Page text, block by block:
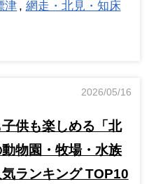
津 網走・北見・知床
2026/05/16
供も楽しめる「北
物園・牧場・水族
ランキング TOP10